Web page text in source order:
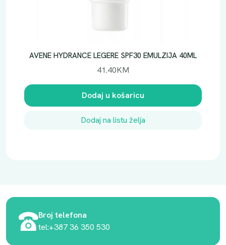
AVENE HYDRANCE LEGERE SPF30 EMULZIJA 40ML
41.40KM
Dodaj u košaricu
Dodaj na listu želja
Broj telefona
tel:+387 36 350 530